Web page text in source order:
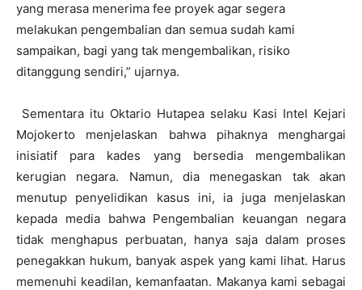
yang merasa menerima fee proyek agar segera
melakukan pengembalian dan semua sudah kami
sampaikan, bagi yang tak mengembalikan, risiko
ditanggung sendiri,” ujarnya.
Sementara itu Oktario Hutapea selaku Kasi Intel Kejari
Mojokerto menjelaskan bahwa pihaknya menghargai
inisiatif para kades yang bersedia mengembalikan
kerugian negara. Namun, dia menegaskan tak akan
menutup penyelidikan kasus ini, ia juga menjelaskan
kepada media bahwa Pengembalian keuangan negara
tidak menghapus perbuatan, hanya saja dalam proses
penegakkan hukum, banyak aspek yang kami lihat. Harus
memenuhi keadilan, kemanfaatan. Makanya kami sebagai